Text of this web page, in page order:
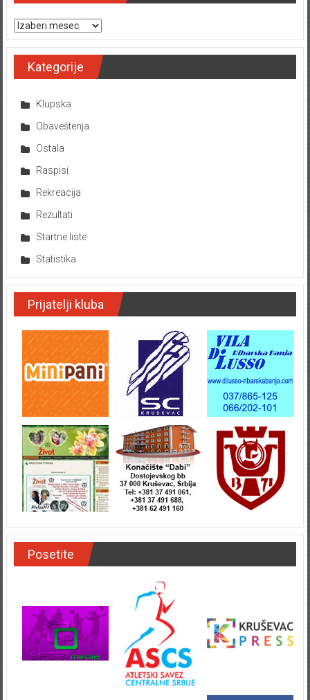
Arhiva tekstova
Kategorije
Klupska
Obaveštenja
Ostala
Raspisi
Rekreacija
Rezultati
Startne liste
Statistika
Prijatelji kluba
Posetite